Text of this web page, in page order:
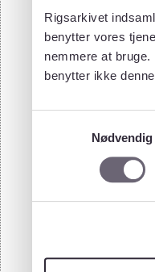
Rigsarkivet
benytter vores
nemmere at
benytter ikke
Nødvendig